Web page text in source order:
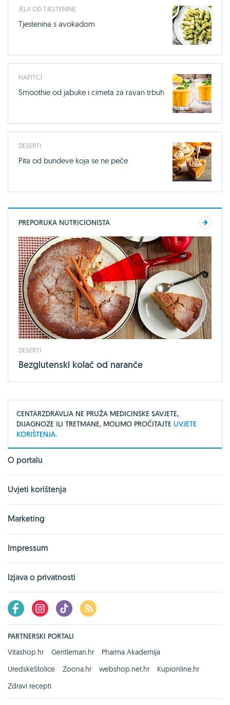
JELA OD TJESTENINE
Tjestenina s avokadom
NAPITCI
Smoothie od jabuke i cimeta za ravan trbuh
DESERTI
Pita od bundeve koja se ne peče
PREPORUKA NUTRICIONISTA
DESERTI
Bezglutenski kolač od naranče
CENTARZDRAVLJA NE PRUŽA MEDICINSKE SAVJETE,
DIJAGNOZE ILI TRETMANE, MOLIMO PROČITAJTE UVJETE
KORIŠTENJA.
O portalu
Uvjeti korištenja
Marketing
Impressum
Izjava o privatnosti
PARTNERSKI PORTALI
Vitashop.hr
Gentleman.hr
Pharma Akademija
UredskeStolice
Zoona.hr webshop.net.hr
Kupionline.hr
Zdravi recepti